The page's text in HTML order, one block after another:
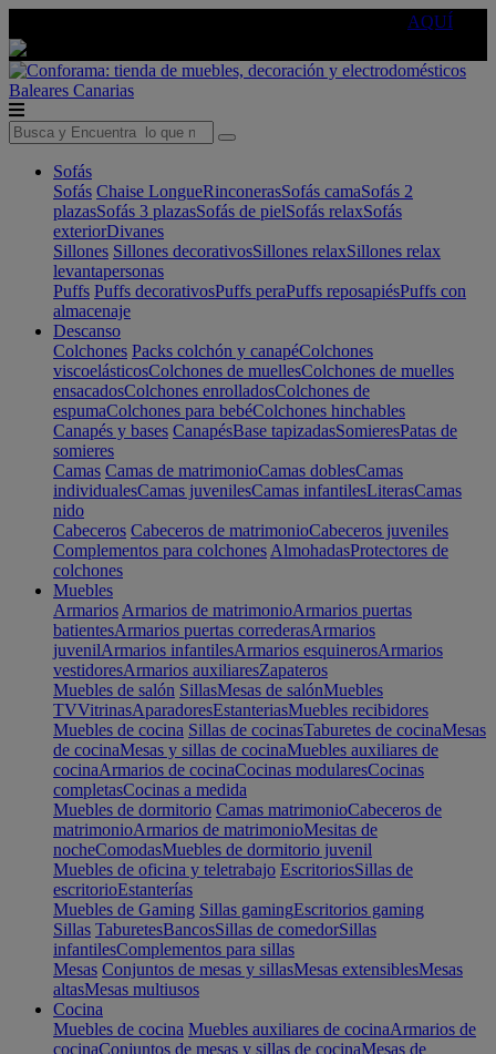
AQUÍ
Baleares Canarias
Sofás
Sofás Chaise LongueRinconerasSofás camaSofás 2
plazasSofás 3 plazasSofás de pielSofás relaxSofás
exteriorDivanes
Sillones Sillones decorativosSillones relaxSillones relax
levantapersonas
Puffs Puffs decorativosPuffs peraPuffs reposapiésPuffs con
almacenaje
Descanso
Colchones Packs colchón y canapéColchones
viscoelásticosColchones de muellesColchones de muelles
ensacadosColchones enrolladosColchones de
espumaColchones para bebéColchones hinchables
Canapés y bases CanapésBase tapizadasSomieresPatas de
somieres
Camas Camas de matrimonioCamas doblesCamas
individualesCamas juvenilesCamas infantilesLiterasCamas
nido
Cabeceros Cabeceros de matrimonioCabeceros juveniles
Complementos para colchones AlmohadasProtectores de
colchones
Muebles
Armarios Armarios de matrimonioArmarios puertas
batientesArmarios puertas correderasArmarios
juvenilArmarios infantilesArmarios esquinerosArmarios
vestidoresArmarios auxiliaresZapateros
Muebles de salón SillasMesas de salónMuebles
TVVitrinasAparadoresEstanteriasMuebles recibidores
Muebles de cocina Sillas de cocinasTaburetes de cocinaMesas
de cocinaMesas y sillas de cocinaMuebles auxiliares de
cocinaArmarios de cocinaCocinas modularesCocinas
completasCocinas a medida
Muebles de dormitorio Camas matrimonioCabeceros de
matrimonioArmarios de matrimonioMesitas de
nocheComodasMuebles de dormitorio juvenil
Muebles de oficina y teletrabajo EscritoriosSillas de
escritorioEstanterías
Muebles de Gaming Sillas gamingEscritorios gaming
Sillas TaburetesBancosSillas de comedorSillas
infantilesComplementos para sillas
Mesas Conjuntos de mesas y sillasMesas extensiblesMesas
altasMesas multiusos
Cocina
Muebles de cocina Muebles auxiliares de cocinaArmarios de
cocinaConjuntos de mesas y sillas de cocinaMesas de